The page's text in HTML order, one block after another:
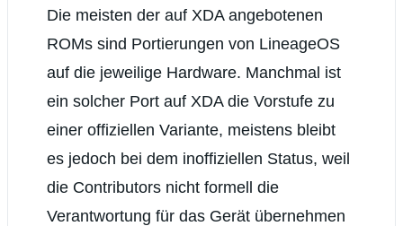
Die meisten der auf XDA angebotenen
ROMs sind Portierungen von LineageOS
auf die jeweilige Hardware. Manchmal ist
ein solcher Port auf XDA die Vorstufe zu
einer offiziellen Variante, meistens bleibt
es jedoch bei dem inoffiziellen Status, weil
die Contributors nicht formell die
Verantwortung für das Gerät übernehmen